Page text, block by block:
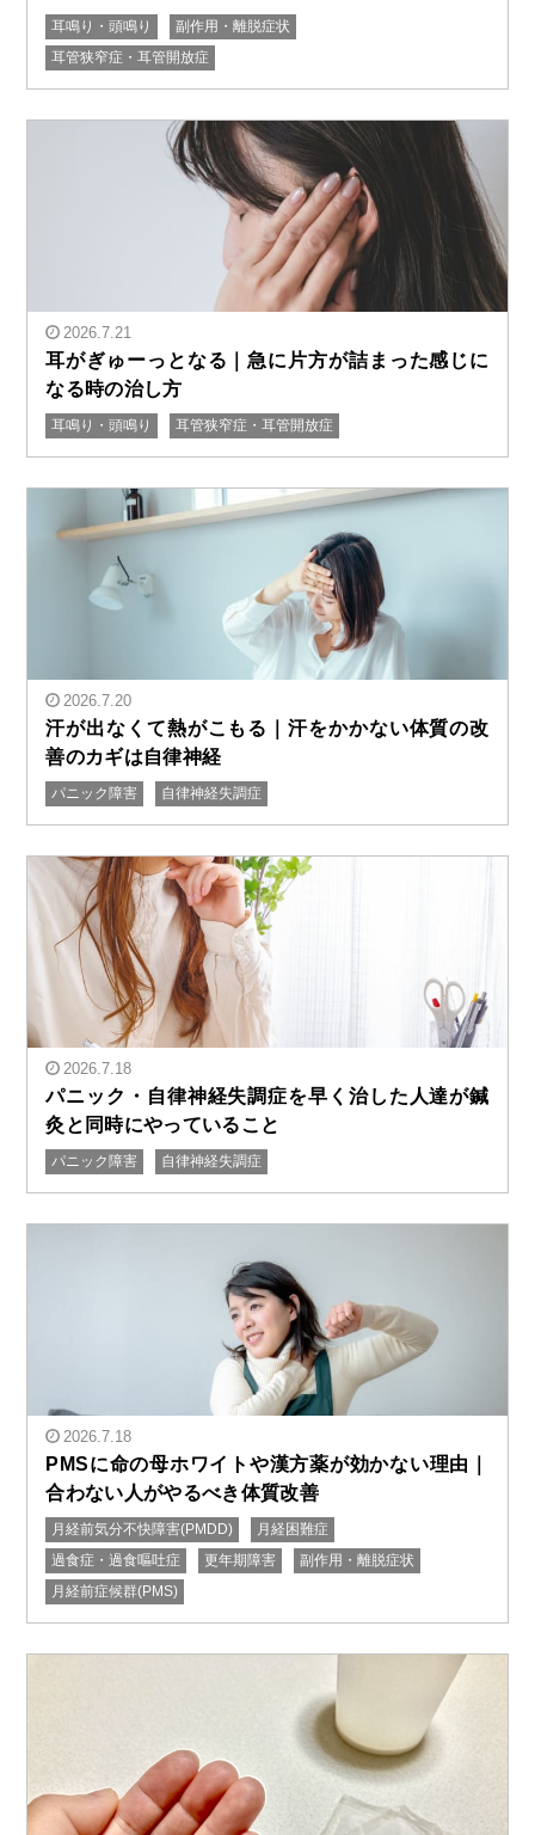
" alt="耳管開放症に加味帰脾湯が効かない｜漢方で治ら
耳鳴り・頭鳴り
副作用・離脱症状
耳管狭窄症・耳管開放症
" alt="耳がぎゅーっとなる｜急に片方が詰まった感じに
2026.7.21
耳がぎゅーっとなる｜急に片方が詰まった感じに
なる時の治し方
耳鳴り・頭鳴り 耳管狭窄症・耳管開放症
" alt="汗が出なくて熱がこもる｜汗をかかない体質の改
2026.7.20
汗が出なくて熱がこもる｜汗をかかない体質の改
善のカギは自律神経
パニック障害 自律神経失調症
" alt="パニック・自律神経失調症を早く治した人達が鍼
2026.7.18
パニック・自律神経失調症を早く治した人達が鍼
灸と同時にやっていること
パニック障害 自律神経失調症
" alt="PMSに命の母ホワイトや漢方薬が効かない理由｜
合わない人がやるべき体質改善"/>
2026.7.18
PMSに命の母ホワイトや漢方薬が効かない理由｜
合わない人がやるべき体質改善
月経前気分不快障害(PMDD)
月経困難症
過食症・過食嘔吐症
更年期障害
副作用・離脱症状
月経前症候群(PMS)